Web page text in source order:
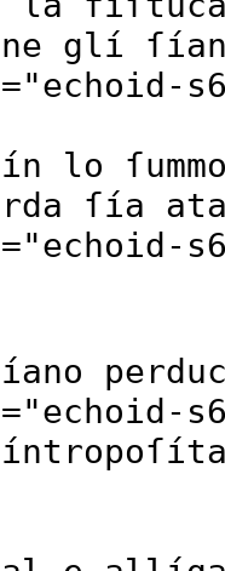
glí
="echoid-
lo
ſía
="echoid-
="echoid-